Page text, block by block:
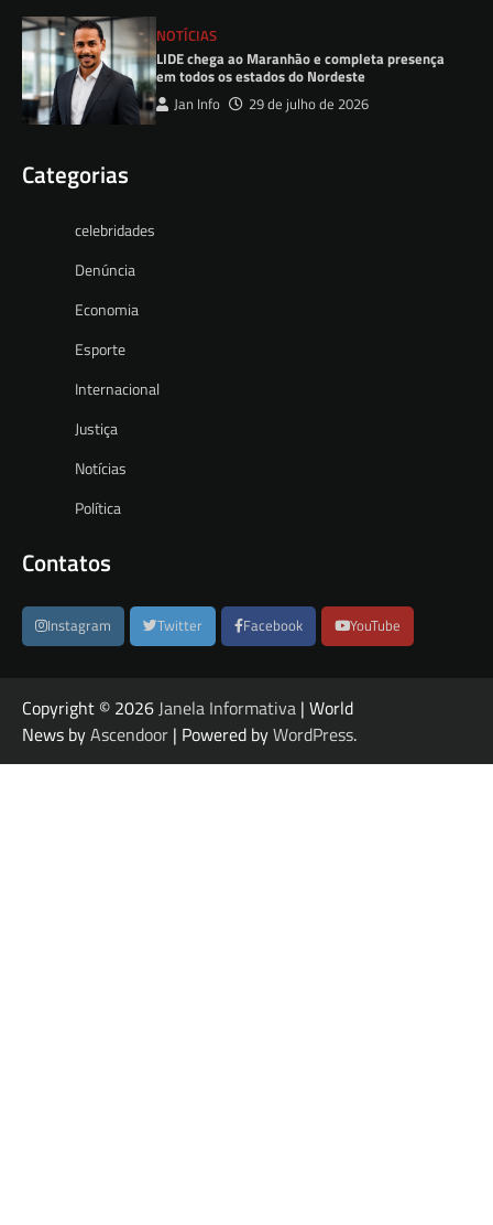
NOTÍCIAS
LIDE chega ao Maranhão e completa presença
em todos os estados do Nordeste
Jan Info 29 de julho de 2026
Categorias
celebridades
Denúncia
Economia
Esporte
Internacional
Justiça
Notícias
Política
Contatos
Instagram Twitter Facebook YouTube
Copyright © 2026 Janela Informativa | World
News byAscendoor | Powered byWordPress.